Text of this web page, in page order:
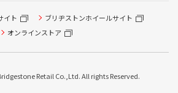
イト
ブリヂストンホイールサイト
オンラインストア
Retail Co.,Ltd. All rights Reserved.
点検/タイヤ履き替え/オイル交換/その他